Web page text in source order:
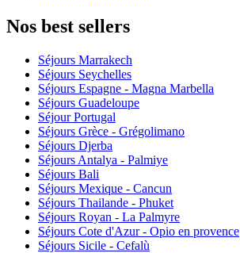
Nos best sellers
Séjours Marrakech
Séjours Seychelles
Séjours Espagne - Magna Marbella
Séjours Guadeloupe
Séjour Portugal
Séjours Grèce - Grégolimano
Séjours Djerba
Séjours Antalya - Palmiye
Séjours Bali
Séjours Mexique - Cancun
Séjours Thailande - Phuket
Séjours Royan - La Palmyre
Séjours Cote d'Azur - Opio en provence
Séjours Sicile - Cefalù